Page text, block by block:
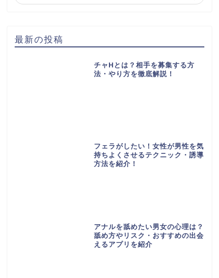
最新の投稿
チャHとは？相手を募集する方
法・やり方を徹底解説！
フェラがしたい！女性が男性を気
持ちよくさせるテクニック・誘導
方法を紹介！
アナルを舐めたい男女の心理は？
舐め方やリスク・おすすめの出会
えるアプリを紹介